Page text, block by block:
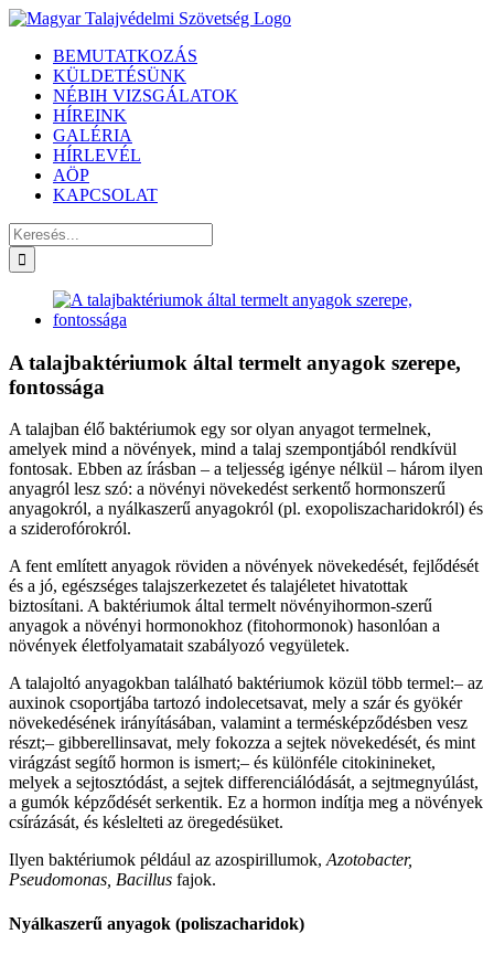
Kihagyás
BEMUTATKOZÁS
KÜLDETÉSÜNK
NÉBIH VIZSGÁLATOK
HÍREINK
GALÉRIA
HÍRLEVÉL
AÖP
KAPCSOLAT
Keresés...
View
Larger
A talajbaktériumok által termelt anyagok szerepe,
fontossága
A talajban élő baktériumok egy sor olyan anyagot termelnek,
amelyek mind a növények, mind a talaj szempontjából rendkívül
fontosak. Ebben az írásban – a teljesség igénye nélkül – három ilyen
anyagról lesz szó: a növényi növekedést serkentő hormonszerű
anyagokról, a nyálkaszerű anyagokról (pl. exopoliszacharidokról) és
a sziderofórokról.
A fent említett anyagok röviden a növények növekedését, fejlődését
és a jó, egészséges talajszerkezetet és talajéletet hivatottak
biztosítani. A baktériumok által termelt növényihormon-szerű
anyagok a növényi hormonokhoz (fitohormonok) hasonlóan a
növények életfolyamatait szabályozó vegyületek.
A talajoltó anyagokban található baktériumok közül több termel:– az
auxinok csoportjába tartozó indolecetsavat, mely a szár és gyökér
növekedésének irányításában, valamint a termésképződésben vesz
részt;– gibberellinsavat, mely fokozza a sejtek növekedését, és mint
virágzást segítő hormon is ismert;– és különféle citokinineket,
melyek a sejtosztódást, a sejtek differenciálódását, a sejtmegnyúlást,
a gumók képződését serkentik. Ez a hormon indítja meg a növények
csírázását, és késlelteti az öregedésüket.
Ilyen baktériumok például az azospirillumok,Azotobacter,
Pseudomonas, Bacillus fajok.
Nyálkaszerű anyagok (poliszacharidok)